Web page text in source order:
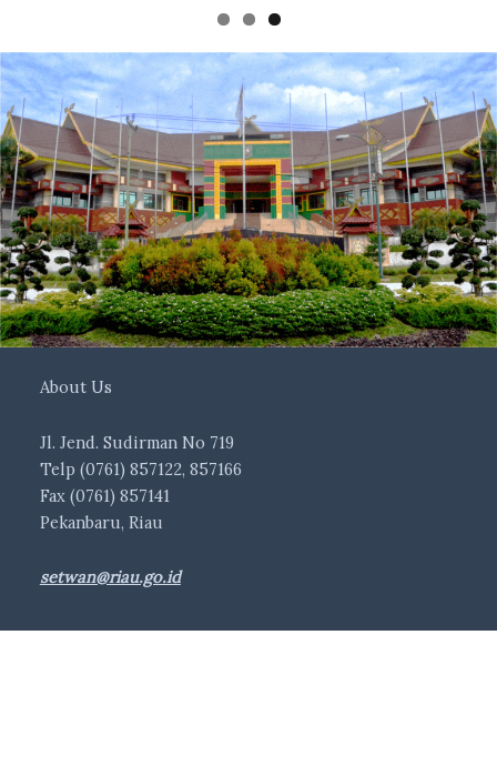
About Us
Jl. Jend. Sudirman No 719
Telp (0761) 857122, 857166
Fax (0761) 857141
Pekanbaru, Riau
setwan@riau.go.id